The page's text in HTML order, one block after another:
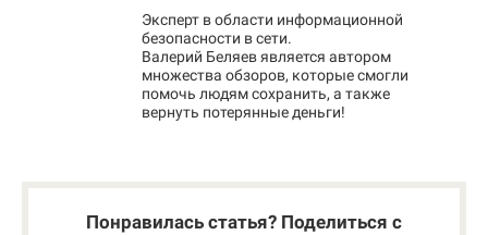
Эксперт в области информационной
безопасности в сети.
Валерий Беляев является автором
множества обзоров, которые смогли
помочь людям сохранить, а также
вернуть потерянные деньги!
Понравилась статья? Поделиться с